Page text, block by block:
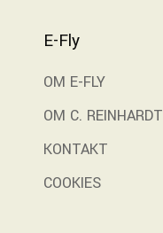
E-Fly
OM E-FLY
OM C. REINHARDT
KONTAKT
COOKIES